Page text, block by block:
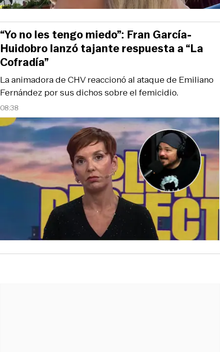
08:38
La animadora de CHV reaccionó al ataque de Emiliano
Fernández por sus dichos sobre el femicidio.
“Yo no les tengo miedo”: Fran García-
Huidobro lanzó tajante respuesta a “La
Cofradía”